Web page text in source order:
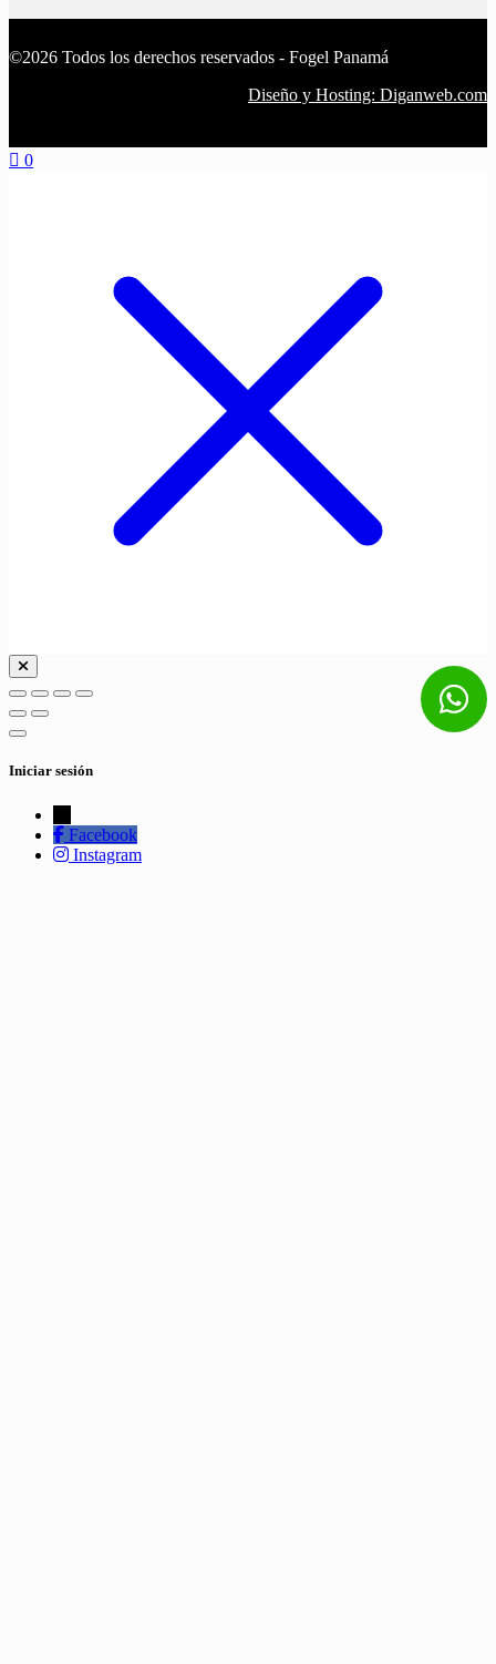
©2026 Todos los derechos reservados - Fogel Panamá
Diseño y Hosting: Diganweb.com
0
Iniciar sesión
Facebook
Instagram